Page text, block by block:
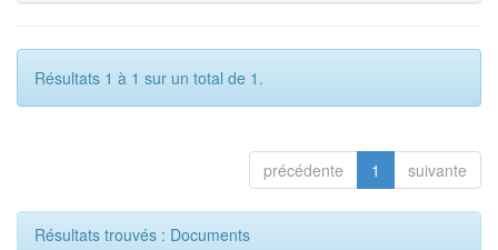
Résultats 1 à 1 sur un total de 1.
précédente 1 suivante
Résultats trouvés : Documents